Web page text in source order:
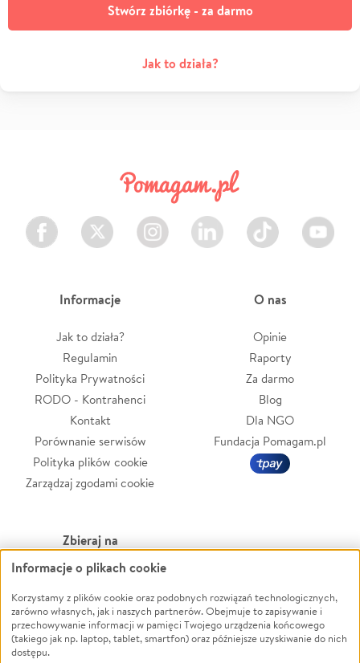
Stwórz zbiórkę - za darmo
Jak to działa?
Facebook Twitter Instagram LinkedIn TikTok Youtube
Informacje
Jak to działa?
Regulamin
Polityka Prywatności
RODO - Kontrahenci
Kontakt
Porównanie serwisów
Polityka plików cookie
Zarządzaj zgodami cookie
O nas
Opinie
Raporty
Za darmo
Blog
Dla NGO
Fundacja Pomagam.pl
Zbieraj na
Leczenie
Zwierzęta
Pożar
Ukraina
Powódź
Wichura
NGO
Informacje o plikach cookie
Korzystamy z plików cookie oraz podobnych rozwiązań technologicznych,
zarówno własnych, jak i naszych partnerów. Obejmuje to zapisywanie i
przechowywanie informacji w pamięci Twojego urządzenia końcowego
(takiego jak np. laptop, tablet, smartfon) oraz późniejsze uzyskiwanie do nich
dostępu.